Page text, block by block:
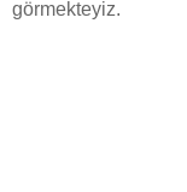
görmekteyiz.